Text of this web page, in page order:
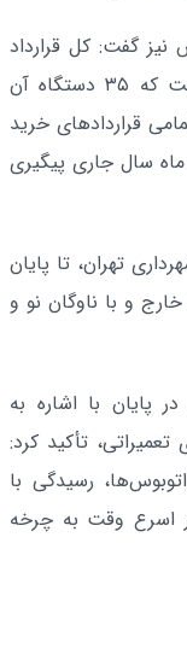
نیز گفت: کل قرارداد
اتوبوس‌های دوکابین چینی ۴۰۰ دستگاه است که ۳۵ دستگاه آن
تمامی قراردادهای خرید
ماه سال جاری پیگیری
تهران، تا پایان
خارج و با ناوگان نو و
پایان با اشاره به
تأکید کرد:
رسیدگی با
اسرع وقت به چرخه